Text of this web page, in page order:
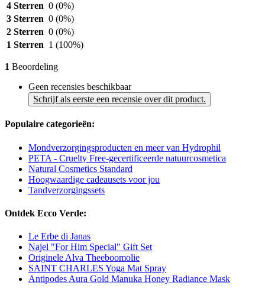
4 Sterren 0 (0%)
3 Sterren 0 (0%)
2 Sterren 0 (0%)
1 Sterren 1 (100%)
1 Beoordeling
Geen recensies beschikbaar
Schrijf als eerste een recensie over dit product.
Populaire categorieën:
Mondverzorgingsproducten en meer van Hydrophil
PETA - Cruelty Free-gecertificeerde natuurcosmetica
Natural Cosmetics Standard
Hoogwaardige cadeausets voor jou
Tandverzorgingssets
Ontdek Ecco Verde:
Le Erbe di Janas
Najel "For Him Special" Gift Set
Originele Alva Theeboomolie
SAINT CHARLES Yoga Mat Spray
Antipodes Aura Gold Manuka Honey Radiance Mask